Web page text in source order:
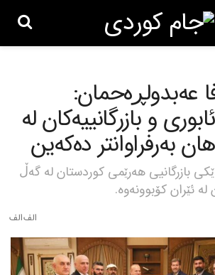
عەبدولڕەحمان:
و بازرگانییەکان لە
بەرفراوانتر دەکەین
بازرگانیی هەرێمی کوردستان لە گەڵ
ئێران کۆبوونەوە.